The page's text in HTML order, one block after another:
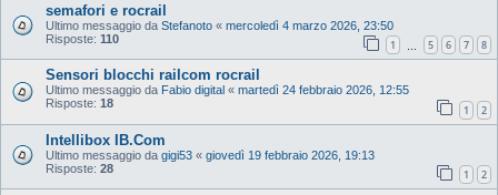
semafori e rocrail
Ultimo messaggio da Stefanoto « mercoledì 4 marzo 2026, 23:50
Risposte: 110 1 5 6 7 8
Sensori blocchi railcom rocrail
Ultimo messaggio da Fabio digital « martedì 24 febbraio 2026, 12:55
Risposte: 18 1 2
Intellibox IB.Com
Ultimo messaggio da gigi53 « giovedì 19 febbraio 2026, 19:13
Risposte: 28 1 2